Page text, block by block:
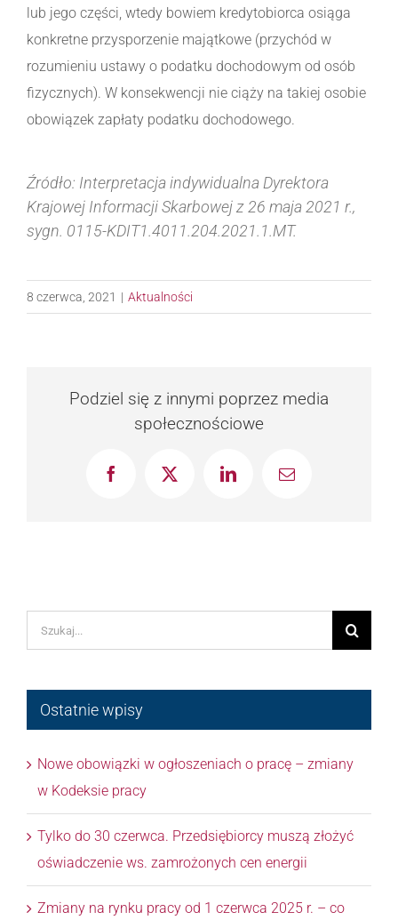
lub jego części, wtedy bowiem kredytobiorca osiąga
konkretne przysporzenie majątkowe (przychód w
rozumieniu ustawy o podatku dochodowym od osób
fizycznych). W konsekwencji nie ciąży na takiej osobie
obowiązek zapłaty podatku dochodowego.
Źródło: Interpretacja indywidualna Dyrektora
Krajowej Informacji Skarbowej z 26 maja 2021 r.,
sygn. 0115-KDIT1.4011.204.2021.1.MT.
8 czerwca, 2021 | Aktualności
Podziel się z innymi poprzez media
społecznościowe
FacebookX LinkedInEmail
Szukaj
Ostatnie wpisy
Nowe obowiązki w ogłoszeniach o pracę – zmiany
w Kodeksie pracy
Tylko do 30 czerwca. Przedsiębiorcy muszą złożyć
oświadczenie ws. zamrożonych cen energii
Zmiany na rynku pracy od 1 czerwca 2025 r. – co